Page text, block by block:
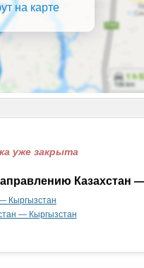
на карте
уже закрыта
Казахстан
Кыргызстан
— Кыргызстан